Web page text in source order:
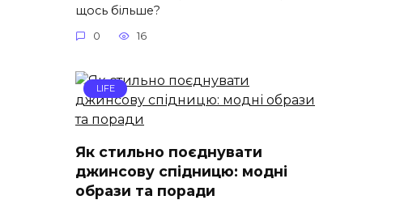
щось більше?
0 16
LIFE
Як стильно поєднувати
джинсову спідницю: модні
образи та поради